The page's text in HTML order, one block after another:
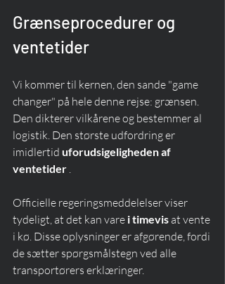
Grænseprocedurer og
ventetider
Vi kommer til kernen, den sande "game
changer" på hele denne rejse: grænsen.
Den dikterer vilkårene og bestemmer al
logistik. Den største udfordring er
imidlertid uforudsigeligheden af
ventetider
Officielle regeringsmeddelelser viser
tydeligt, at det kan vare i timevis at vente
i kø. Disse oplysninger er afgørende, fordi
de sætter spørgsmålstegn ved alle
transportørers erklæringer.